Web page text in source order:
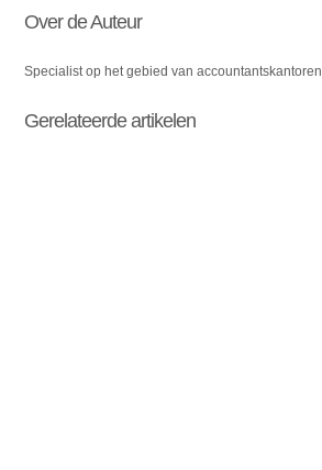
Over de Auteur
Specialist op het gebied van accountantskantoren
Gerelateerde artikelen